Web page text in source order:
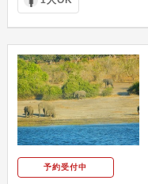
予約受付中